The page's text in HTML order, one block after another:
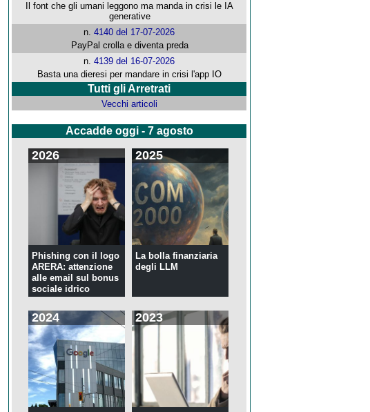
Il font che gli umani leggono ma manda in crisi le IA
generative
n.4140 del 17-07-2026
PayPal crolla e diventa preda
n.4139 del 16-07-2026
Basta una dieresi per mandare in crisi l'app IO
Tutti gli Arretrati
Vecchi articoli
Accadde oggi - 7 agosto
2026
Phishing con il logo
ARERA: attenzione
alle email sul bonus
sociale idrico
2025
La bolla finanziaria
degli LLM
2024 2023